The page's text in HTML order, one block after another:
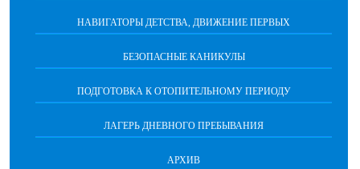
НАВИГАТОРЫ ДЕТСТВА, ДВИЖЕНИЕ ПЕРВЫХ
БЕЗОПАСНЫЕ КАНИКУЛЫ
ПОДГОТОВКА К ОТОПИТЕЛЬНОМУ ПЕРИОДУ
ЛАГЕРЬ ДНЕВНОГО ПРЕБЫВАНИЯ
АРХИВ